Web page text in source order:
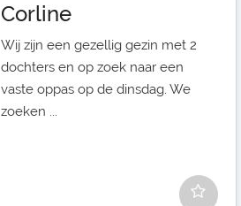
Corline
Wij zijn een gezellig gezin met 2
dochters en op zoek naar een
vaste oppas op de dinsdag. We
zoeken ...